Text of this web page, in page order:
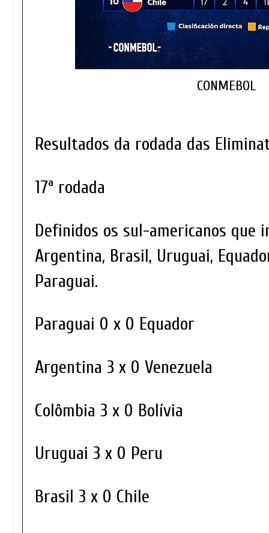
CONMEBOL
Resultados da rodada das
17ª rodada
Definidos os sul-americanos que
Argentina, Brasil, Uruguai,
Paraguai.
Paraguai 0 x 0 Equador
Argentina 3 x 0 Venezuela
Colômbia 3 x 0 Bolívia
Uruguai 3 x 0 Peru
Brasil 3 x 0 Chile